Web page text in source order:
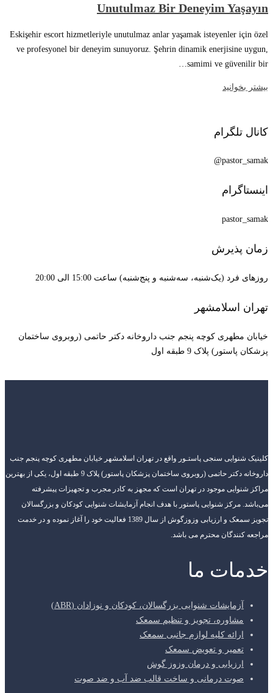
Unutulmaz Bir Deneyim Yaşayın
Eskişehir escort hizmetleriyle unutulmaz anlar yaşamak isteyenler için özel
ve profesyonel bir deneyim sunuyoruz. Şehrin dinamik enerjisine uygun,
samimi ve güvenilir bir…
بیشتر بخوانید
کانال تلگرام
pastor_samak@
اینستاگرام
pastor_samak
زمان پذیرش
روزهای فرد (یک‌شنبه، سه‌شنبه و پنج‌شنبه) ساعت 15:00 الی 20:00
تهران اسلامشهر
خیابان مطهری کوچه پنجم جنب داروخانه دکتر حاتمی (روبروی ساختمان
پزشکان پاستور) پلاک 9 طبقه اول
کلینیک شنوایی سنجی پاستـور واقع در تهران اسلامشهر خیابان مطهری کوچه پنجم جنب
داروخانه دکتر حاتمی (روبروی ساختمان پزشکان پاستور) پلاک 9 طبقه اول، یکی از بهترین
مراکز شنوایی موجود در تهران است که مجهز به کادر مجرب و تجهیزات پیشرفته
می‌باشد. مرکز شنوایی پاستور با هدف انجام آزمایشات شنوایی کودکان و بزرگسالان
تجویز سمعک و ارزیابی وزوزگوش از سال 1389 فعالیت خود را آغاز نموده و در خدمت
مراجعه کنندگان محترم می باشد.
خدمات ما
آزمایشات شنوایی بزرگسالان، کودکان و نوزادان (ABR)
مشاوره، تجویز و تنظیم سمعک
ارائه کلیه لوازم جانبی سمعک
تعمیر و تعویض سمعک
ارزیابی و درمان وزوز گوش
صوت درمانی و ساخت قالب ضد آب و ضد صوت